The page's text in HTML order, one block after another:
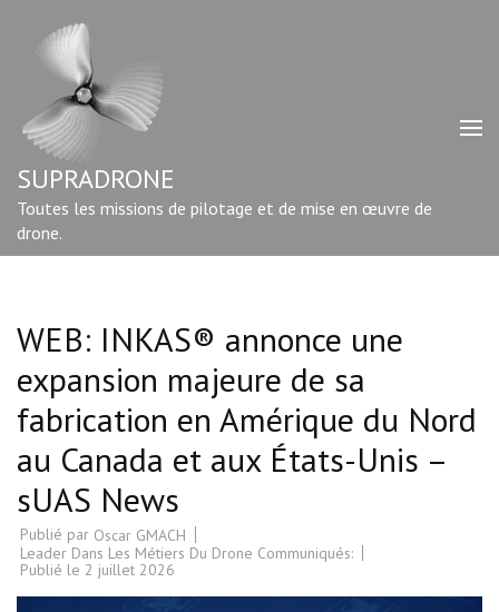
contenu
Entrée)
SUPRADRONE
Toutes les missions de pilotage et de mise en œuvre de
drone.
WEB: INKAS® annonce une
expansion majeure de sa
fabrication en Amérique du Nord
au Canada et aux États-Unis –
sUAS News
Publié par Oscar GMACH
Leader Dans Les Métiers Du Drone Communiqués:
Publié le 2 juillet 2026